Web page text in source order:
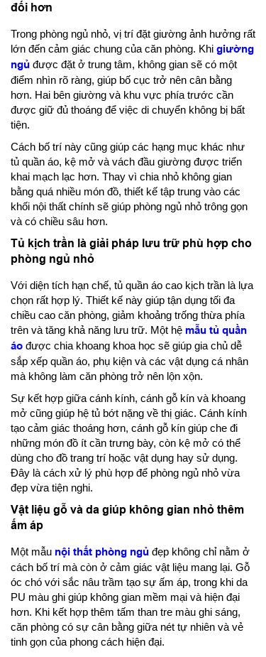
đối hơn
Trong phòng ngủ nhỏ, vị trí đặt giường ảnh hưởng rất
lớn đến cảm giác chung của căn phòng. Khi giường
ngủ được đặt ở trung tâm, không gian sẽ có một
điểm nhìn rõ ràng, giúp bố cục trở nên cân bằng
hơn. Hai bên giường và khu vực phía trước cần
được giữ đủ thoáng để việc di chuyển không bị bất
tiện.
Cách bố trí này cũng giúp các hạng mục khác như
tủ quần áo, kệ mở và vách đầu giường được triển
khai mạch lạc hơn. Thay vì chia nhỏ không gian
bằng quá nhiều món đồ, thiết kế tập trung vào các
khối nội thất chính sẽ giúp phòng ngủ nhỏ trông gọn
và có chiều sâu hơn.
Tủ kịch trần là giải pháp lưu trữ phù hợp cho
phòng ngủ nhỏ
Với diện tích hạn chế, tủ quần áo cao kịch trần là lựa
chọn rất hợp lý. Thiết kế này giúp tận dụng tối đa
chiều cao căn phòng, giảm khoảng trống thừa phía
trên và tăng khả năng lưu trữ. Một hệ mẫu tủ quần
áo được chia khoang khoa học sẽ giúp gia chủ dễ
sắp xếp quần áo, phụ kiện và các vật dụng cá nhân
mà không làm căn phòng trở nên lộn xộn.
Sự kết hợp giữa cánh kính, cánh gỗ kín và khoang
mở cũng giúp hệ tủ bớt nặng về thị giác. Cánh kính
tạo cảm giác thoáng hơn, cánh gỗ kín giúp che đi
những món đồ ít cần trưng bày, còn kệ mở có thể
dùng cho đồ trang trí hoặc vật dụng hay sử dụng.
Đây là cách xử lý phù hợp để phòng ngủ nhỏ vừa
đẹp vừa tiện nghi.
Vật liệu gỗ và da giúp không gian nhỏ thêm
ấm áp
Một mẫu nội thất phòng ngủ đẹp không chỉ nằm ở
cách bố trí mà còn ở cảm giác vật liệu mang lại. Gỗ
óc chó với sắc nâu trầm tạo sự ấm áp, trong khi da
PU màu ghi giúp không gian mềm mại và hiện đại
hơn. Khi kết hợp thêm tấm than tre màu ghi sáng,
căn phòng có sự cân bằng giữa nét tự nhiên và vẻ
tinh gọn của phong cách hiện đại.